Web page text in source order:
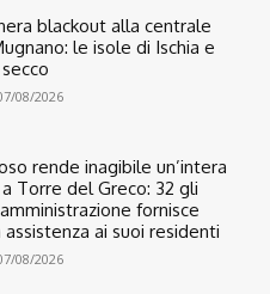
blackout alla centrale
le isole di Ischia e
08/2026
rende inagibile un’intera
Torre del Greco: 32 gli
fornisce
ai suoi residenti
08/2026